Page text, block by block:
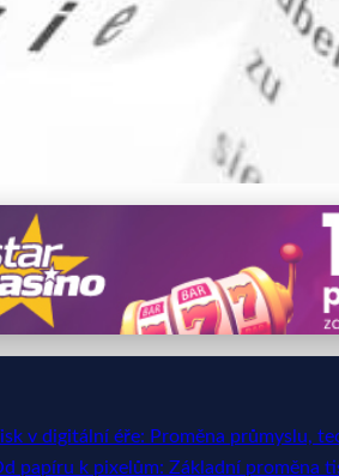
revoluce
· 9 min čtení · Autor: Miroslav Blažek
v digitální éře: Proměna průmyslu,
papíru k pixelům: Základní proměna